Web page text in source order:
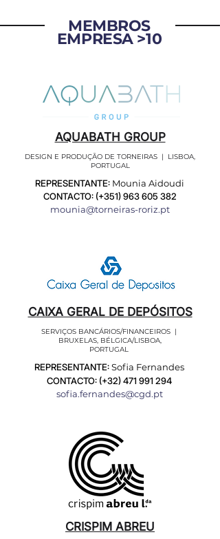
MEMBROS
EMPRESA >10
AQUABATH GROUP
DESIGN E PRODUÇÃO DE TORNEIRAS | LISBOA,
PORTUGAL
REPRESENTANTE: Mounia Aidoudi
CONTACTO: (+351)963 605 382
mounia@torneiras-roriz.pt
CAIXA GERAL DE DEPÓSITOS
SERVIÇOS BANCÁRIOS/FINANCEIROS |
BRUXELAS, BÉLGICA/LISBOA,
PORTUGAL
REPRESENTANTE:Sofia Fernandes
CONTACTO: (+32)471 991 294
sofia.fernandes@cgd.pt
CRISPIM ABREU